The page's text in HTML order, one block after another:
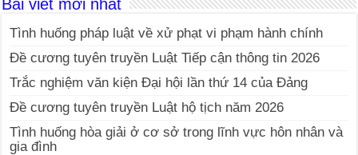
Bài viết mới nhất
Tình huống pháp luật về xử phạt vi phạm hành chính
Đề cương tuyên truyền Luật Tiếp cận thông tin 2026
Trắc nghiệm văn kiện Đại hội lần thứ 14 của Đảng
Đề cương tuyên truyền Luật hộ tịch năm 2026
Tình huống hòa giải ở cơ sở trong lĩnh vực hôn nhân và
gia đình